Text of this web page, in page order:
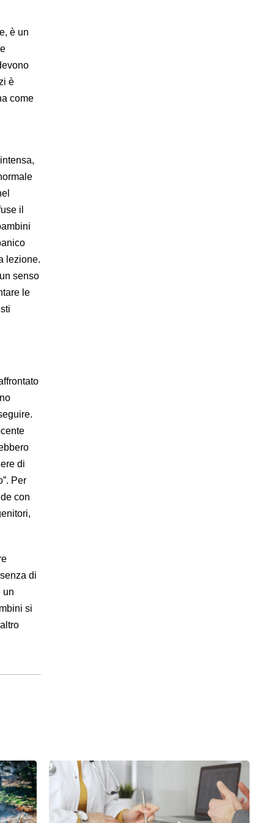
è un
è
come
il
lezione.
senso
le
di
Per
con
di
un
si